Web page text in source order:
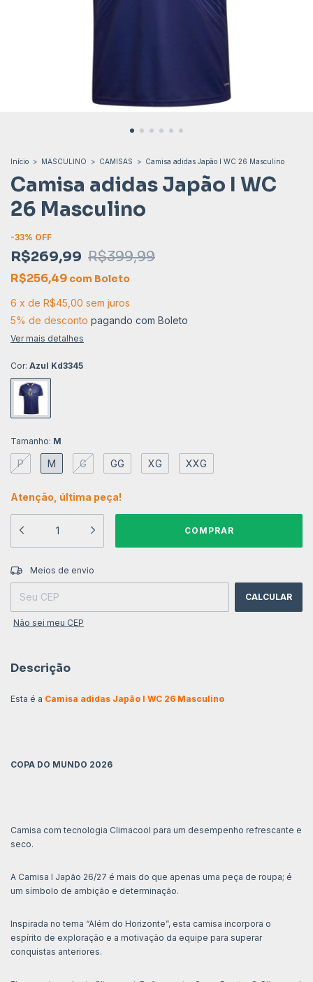
Início > MASCULINO > CAMISAS > Camisa adidas Japão I WC 26 Masculino
Camisa adidas Japão I WC
26 Masculino
-33% OFF
R$269,99 R$399,99
R$256,49 com Boleto
6 x de R$45,00 sem juros
5% de desconto pagando com Boleto
Ver mais detalhes
Cor: Azul Kd3345
Tamanho: M
P M G GG XG XXG
Atenção, última peça!
Entregas para o CEP:
Meios de envio
CALCULAR
Não sei meu CEP
Descrição
Esta é a Camisa adidas Japão I WC 26 Masculino
COPA DO MUNDO 2026
Camisa com tecnologia Climacool para um desempenho refrescante e
seco.
A Camisa I Japão 26/27 é mais do que apenas uma peça de roupa; é
um símbolo de ambição e determinação.
Inspirada no tema “Além do Horizonte”, esta camisa incorpora o
espírito de exploração e a motivação da equipe para superar
conquistas anteriores.